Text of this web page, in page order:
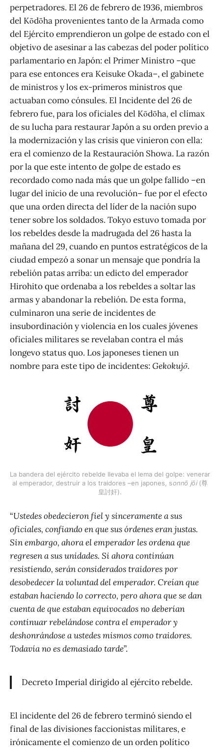
perpetradores. El 26 de febrero de 1936, miembros
del Kōdōha provenientes tanto de la Armada como
del Ejército emprendieron un golpe de estado con el
objetivo de asesinar a las cabezas del poder político
parlamentario en Japón: el Primer Ministro –que
para ese entonces era Keisuke Okada–, el gabinete
de ministros y los ex-primeros ministros que
actuaban como cónsules. El Incidente del 26 de
febrero fue, para los oficiales del Kōdōha, el clímax
de su lucha para restaurar Japón a su orden previo a
la modernización y las crisis que vinieron con ella:
era el comienzo de la Restauración Showa. La razón
por la que este intento de golpe de estado es
recordado como nada más que un golpe fallido –en
lugar del inicio de una revolución– fue por el efecto
que una orden directa del líder de la nación supo
tener sobre los soldados. Tokyo estuvo tomada por
los rebeldes desde la madrugada del 26 hasta la
mañana del 29, cuando en puntos estratégicos de la
ciudad empezó a sonar un mensaje que pondría la
rebelión patas arriba: un edicto del emperador
Hirohito que ordenaba a los rebeldes a soltar las
armas y abandonar la rebelión. De esta forma,
culminaron una serie de incidentes de
insubordinación y violencia en los cuales jóvenes
oficiales militares se revelaban contra el más
longevo status quo. Los japoneses tienen un
nombre para este tipo de incidentes: Gekokujō.
La bandera del ejército rebelde llevaba el lema del golpe: venerar
al emperador, destruir a los traidores –en japones, sonnō jōi (尊
皇討奸).
“Ustedes obedecieron fiel y sinceramente a sus
oficiales, confiando en que sus órdenes eran justas.
Sin embargo, ahora el emperador les ordena que
regresen a sus unidades. Si ahora continúan
resistiendo, serán considerados traidores por
desobedecer la voluntad del emperador. Creían que
estaban haciendo lo correcto, pero ahora que se dan
cuenta de que estaban equivocados no deberían
continuar rebelándose contra el emperador y
deshonrándose a ustedes mismos como traidores.
Todavía no es demasiado tarde”.
Decreto Imperial dirigido al ejército rebelde.
El incidente del 26 de febrero terminó siendo el
final de las divisiones faccionistas militares, e
irónicamente el comienzo de un orden político